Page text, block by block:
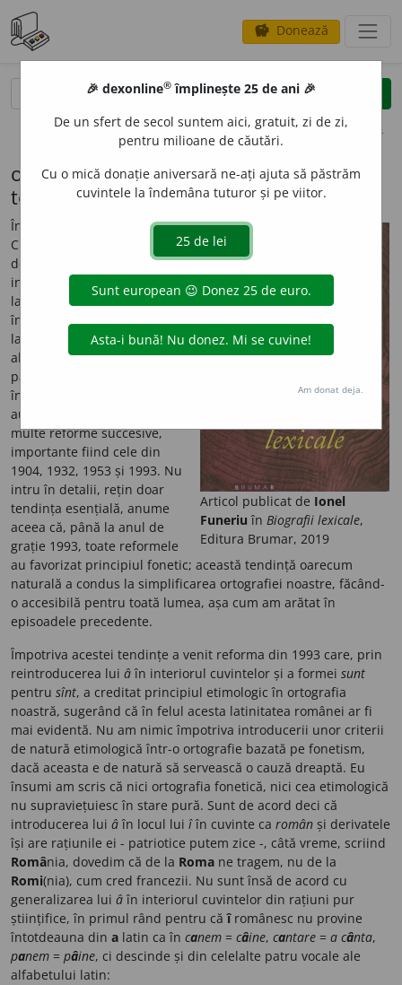
savings Donează
opțiuni
ortografie (III) sau unde-i lege nu-i
tocmeală
Articol publicat de Ionel
Funeriu în Biografii lexicale,
Editura Brumar, 2019
În 1862, Alexandru Ioan
Cuza a semnat decretul
domnesc prin care s-a
instituit scrierea cu litere
latine. Folosit sporadic și
înainte de 1862, alfabetul
latin a înlocuit definitiv
alfabetul chirilic, oficial
până la acea dată. De atunci
încoace, regulile ortografice
au fost modificate prin mai
multe reforme succesive,
importante fiind cele din
1904, 1932, 1953 și 1993. Nu
intru în detalii, rețin doar
tendința esențială, anume
aceea că, până la anul de
grație 1993, toate reformele
au favorizat principiul fonetic; această tendință oarecum
naturală a condus la simplificarea ortografiei noastre, făcând-
o accesibilă pentru toată lumea, așa cum am arătat în
episoadele precedente.
Împotriva acestei tendințe a venit reforma din 1993 care, prin
reintroducerea lui âîn interiorul cuvintelor și a formei sunt
pentru sînt, a creditat principiul etimologic în ortografia
noastră, sugerând că în felul acesta latinitatea românei ar fi
mai evidentă. Nu am nimic împotriva introducerii unor criterii
de natură etimologică într-o ortografie bazată pe fonetism,
dacă aceasta e de natură să servească o cauză dreaptă. Eu
însumi am scris că nici ortografia fonetică, nici cea etimologică
nu supraviețuiesc în stare pură. Sunt de acord deci că
introducerea lui âîn locul lui îîn cuvinte ca român și derivatele
își are rațiunile ei - patriotice putem zice -, câtă vreme, scriind
România, dovedim că de la Roma ne tragem, nu de la
Romi(nia), cum cred francezii. Nu sunt însă de acord cu
generalizarea lui âîn interiorul cuvintelor din rațiuni pur
științifice, în primul rând pentru căîromânesc nu provine
întotdeauna din a latin ca în canem = câine, cantare = a cânta,
panem = pâine, ci descinde și din celelalte patru vocale ale
alfabetului latin:
🎉 dexonline® împlinește 25 de ani 🎉
De un sfert de secol suntem aici, gratuit, zi de zi,
pentru milioane de căutări.
Cu o mică donație aniversară ne-ați ajuta să păstrăm
cuvintele la îndemâna tuturor și pe viitor.
Am donat deja.